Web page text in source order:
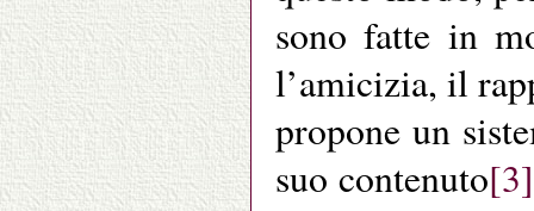
sono fatte in
l’amicizia, il
propone un
suo contenuto[3]